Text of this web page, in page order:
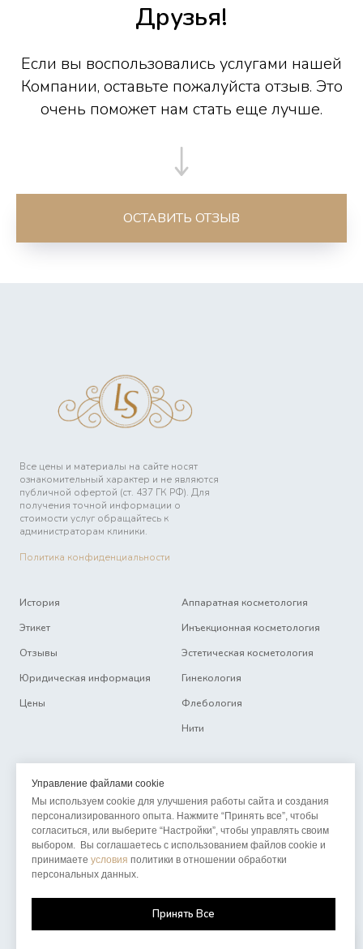
Друзья!
Если вы воспользовались услугами нашей
Компании, оставьте пожалуйста отзыв. Это
очень поможет нам стать еще лучше.
ОСТАВИТЬ ОТЗЫВ
Все цены и материалы на сайте носят
ознакомительный характер и не являются
публичной офертой (ст. 437 ГК РФ). Для
получения точной информации о
стоимости услуг обращайтесь к
администраторам клиники.
Политика конфиденциальности
История
Этикет
Отзывы
Юридическая информация
Цены
Аппаратная косметология
Инъекционная косметология
Эстетическая косметология
Гинекология
Флебология
Нити
Восковая депиляция
Волосы
Ногти
Перманентный макияж
Массаж
Контакты
Спецпредложения
Вакансии
Управление файлами cookie
Мы используем cookie для улучшения работы сайта и создания
персонализированного опыта. Нажмите “Принять все”, чтобы
согласиться, или выберите “Настройки”, чтобы управлять своим
выбором. Вы соглашаетесь с использованием файлов cookie и
принимаете условия политики в отношении обработки
персональных данных.
Принять Все